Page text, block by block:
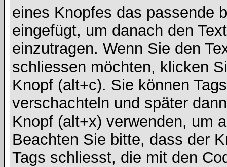
eines Knopfes das passende
eingefügt, um danach den
einzutragen. Wenn Sie den
schliessen möchten, klicken
Knopf (alt+c). Sie können
verschachteln und später
Knopf (alt+x) verwenden, um
Beachten Sie bitte, dass der
Tags schliesst, die mit den